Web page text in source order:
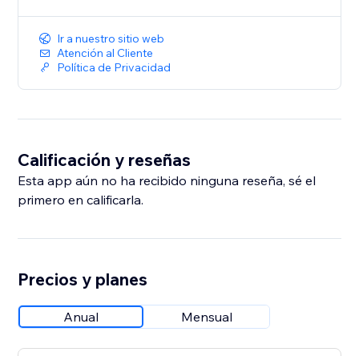
Ir a nuestro sitio web
Atención al Cliente
Política de Privacidad
Calificación y reseñas
Esta app aún no ha recibido ninguna reseña, sé el
primero en calificarla.
Precios y planes
Anual Mensual